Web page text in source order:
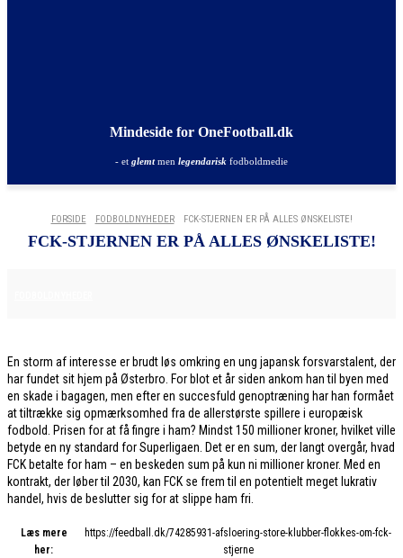
Mindeside for OneFootball.dk
- et glemtmen legendarisk fodboldmedie
FORSIDE FODBOLDNYHEDER FCK-STJERNEN ER PÅ ALLES ØNSKELISTE!
FCK-STJERNEN ER PÅ ALLES ØNSKELISTE!
En storm af interesse er brudt løs omkring en ung japansk forsvarstalent, der
har fundet sit hjem på Østerbro. For blot et år siden ankom han til byen med
en skade i bagagen, men efter en succesfuld genoptræning har han formået
at tiltrække sig opmærksomhed fra de allerstørste spillere i europæisk
fodbold. Prisen for at få fingre i ham? Mindst 150 millioner kroner, hvilket ville
betyde en ny standard for Superligaen. Det er en sum, der langt overgår, hvad
FCK betalte for ham – en beskeden sum på kun ni millioner kroner. Med en
kontrakt, der løber til 2030, kan FCK se frem til en potentielt meget lukrativ
handel, hvis de beslutter sig for at slippe ham fri.
Læs mere
her:
https://feedball.dk/74285931-afsloering-store-klubber-flokkes-om-fck-
stjerne